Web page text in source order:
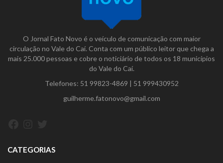
O Jornal Fato Novo é o veículo de comunicação com maior
circulação no Vale do Caí. Conta com um público leitor que chega a
mais 25.000 pessoas e cobre o noticiário de todos os 18 municípios
do Vale do Caí.
Telefones: 51 99823-4869 | 51 999430952
guilherme.fatonovo@gmail.com
CATEGORIAS